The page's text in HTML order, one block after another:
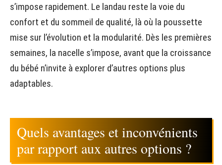
s’impose rapidement. Le landau reste la voie du
confort et du sommeil de qualité, là où la poussette
mise sur l’évolution et la modularité. Dès les premières
semaines, la nacelle s’impose, avant que la croissance
du bébé n’invite à explorer d’autres options plus
adaptables.
Quels avantages et inconvénients
par rapport aux autres options ?